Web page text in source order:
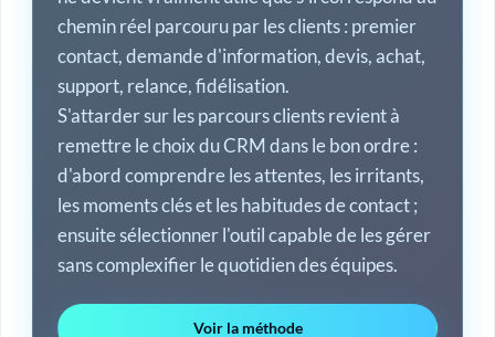
chemin réel parcouru par les clients : premier
contact, demande d'information, devis, achat,
support, relance, fidélisation.
S'attarder sur les parcours clients revient à
remettre le choix du CRM dans le bon ordre :
d'abord comprendre les attentes, les irritants,
les moments clés et les habitudes de contact ;
ensuite sélectionner l'outil capable de les gérer
sans complexifier le quotidien des équipes.
Voir la méthode